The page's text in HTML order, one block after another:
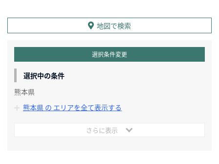
地図で検索
選択条件変更
選択中の条件
熊本県
熊本県 の エリアを全て表示する
さらに表示